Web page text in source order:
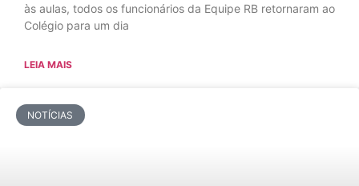
às aulas, todos os funcionários da Equipe RB retornaram ao
Colégio para um dia
LEIA MAIS
NOTÍCIAS